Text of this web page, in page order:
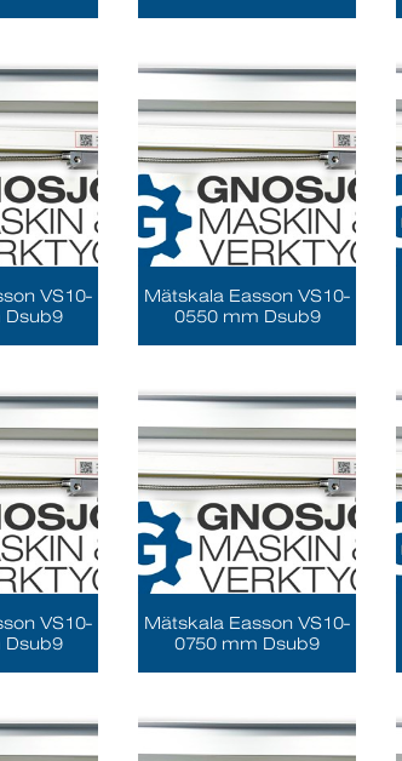
VS10-
Dsub9
Mätskala Easson VS10-
0550 mm Dsub9
VS10-
Dsub9
Mätskala Easson VS10-
0750 mm Dsub9